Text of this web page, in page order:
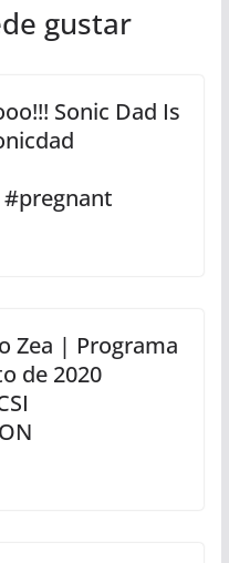
gustar
Sonic Dad Is
Zea | Programa
de 2020